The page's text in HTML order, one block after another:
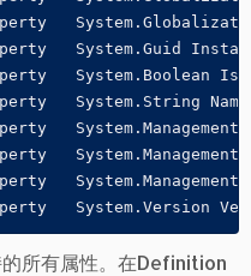
Property
所有属性。在Definition